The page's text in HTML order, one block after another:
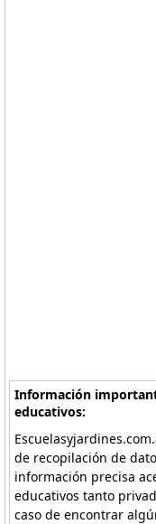
Información
educativos:
de recopilación de
información precisa
educativos tanto
caso de encontrar